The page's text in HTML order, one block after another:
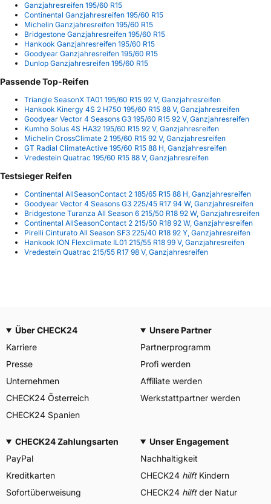
Ganzjahresreifen 195/60 R15
Continental Ganzjahresreifen 195/60 R15
Michelin Ganzjahresreifen 195/60 R15
Bridgestone Ganzjahresreifen 195/60 R15
Hankook Ganzjahresreifen 195/60 R15
Goodyear Ganzjahresreifen 195/60 R15
Dunlop Ganzjahresreifen 195/60 R15
Passende Top-Reifen
Triangle SeasonX TA01 195/60 R15 92 V, Ganzjahresreifen
Hankook Kinergy 4S 2 H750 195/60 R15 88 V, Ganzjahresreifen
Goodyear Vector 4 Seasons G3 195/60 R15 92 V, Ganzjahresreifen
Kumho Solus 4S HA32 195/60 R15 92 V, Ganzjahresreifen
Michelin CrossClimate 2 195/60 R15 92 V, Ganzjahresreifen
GT Radial ClimateActive 195/60 R15 88 H, Ganzjahresreifen
Vredestein Quatrac 195/60 R15 88 V, Ganzjahresreifen
Testsieger Reifen
Continental AllSeasonContact 2 185/65 R15 88 H, Ganzjahresreifen
Goodyear Vector 4 Seasons G3 225/45 R17 94 W, Ganzjahresreifen
Bridgestone Turanza All Season 6 215/50 R18 92 W, Ganzjahresreifen
Continental AllSeasonContact 2 215/50 R18 92 W, Ganzjahresreifen
Pirelli Cinturato All Season SF3 225/40 R18 92 Y, Ganzjahresreifen
Hankook ION Flexclimate IL01 215/55 R18 99 V, Ganzjahresreifen
Vredestein Quatrac 215/55 R17 98 V, Ganzjahresreifen
Über CHECK24
Karriere
Presse
Unternehmen
CHECK24 Österreich
CHECK24 Spanien
Unsere Partner
Partnerprogramm
Profi werden
Affiliate werden
Werkstattpartner werden
CHECK24 Zahlungsarten
PayPal
Kreditkarten
Sofortüberweisung
Unser Engagement
Nachhaltigkeit
CHECK24 hilftKindern
CHECK24 hilftder Natur